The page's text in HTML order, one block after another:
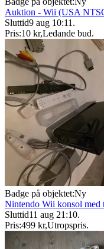
Auktion - Wii (USA
Sluttid9 aug 10:11 .
Pris:10 kr,Ledande bud.
Badge på objektet:Ny
Nintendo Wii konsol med
Sluttid11 aug 21:10.
Pris:499 kr,Utropspris.